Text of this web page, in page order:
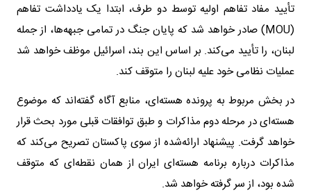
تأیید مفاد تفاهم اولیه توسط دو طرف، ابتدا یک یادداشت تفاهم
(MOU) صادر خواهد شد که پایان جنگ در تمامی جبهه‌ها، از جمله
لبنان، را تأیید می‌کند. بر اساس این بند، اسرائیل موظف خواهد شد
عملیات نظامی خود علیه لبنان را متوقف کند.
در بخش مربوط به پرونده هسته‌ای، منابع آگاه گفته‌اند که موضوع
هسته‌ای در مرحله دوم مذاکرات و طبق توافقات قبلی مورد بحث قرار
خواهد گرفت. پیشنهاد ارائه‌شده از سوی پاکستان تصریح می‌کند که
مذاکرات درباره برنامه هسته‌ای ایران از همان نقطه‌ای که متوقف
شده بود، از سر گرفته خواهد شد.